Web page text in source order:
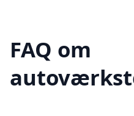
FAQ om